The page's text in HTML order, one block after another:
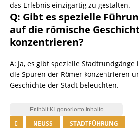
das Erlebnis einzigartig zu gestalten.
Q: Gibt es spezielle
auf die römische
konzentrieren?
A: Ja, es gibt spezielle Stadtrundgänge
die Spuren der Römer konzentrieren
Geschichte der Stadt beleuchten.
NEUSS STADTFÜHRUNG